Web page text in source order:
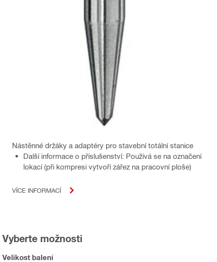
Nástěnné držáky a adaptéry pro stavební totální stanice
Další informace o příslušenství: Používá se na označení
lokací (při kompresi vytvoří zářez na pracovní ploše)
VÍCE INFORMACÍ
Vyberte možnosti
Velikost balení